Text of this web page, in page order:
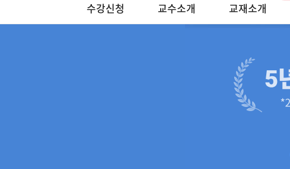
수강신청 교수소개 교재소개